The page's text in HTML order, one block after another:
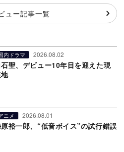
ュー記事一覧
内ドラマ 2026.08.02
石聖、デビュー10年目を迎えた現
ニメ 2026.08.01
裕一郎、“低音ボイス”の試行錯誤